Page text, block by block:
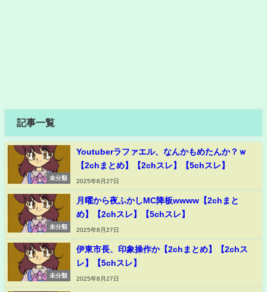
記事一覧
未分類
Youtuberラファエル、なんかもめたんか？ｗ
【2chまとめ】【2chスレ】【5chスレ】
2025年8月27日
未分類
月曜から夜ふかしMC降板wwww【2chまと
め】【2chスレ】【5chスレ】
2025年8月27日
未分類
伊東市長、印象操作か【2chまとめ】【2chス
レ】【5chスレ】
2025年8月27日